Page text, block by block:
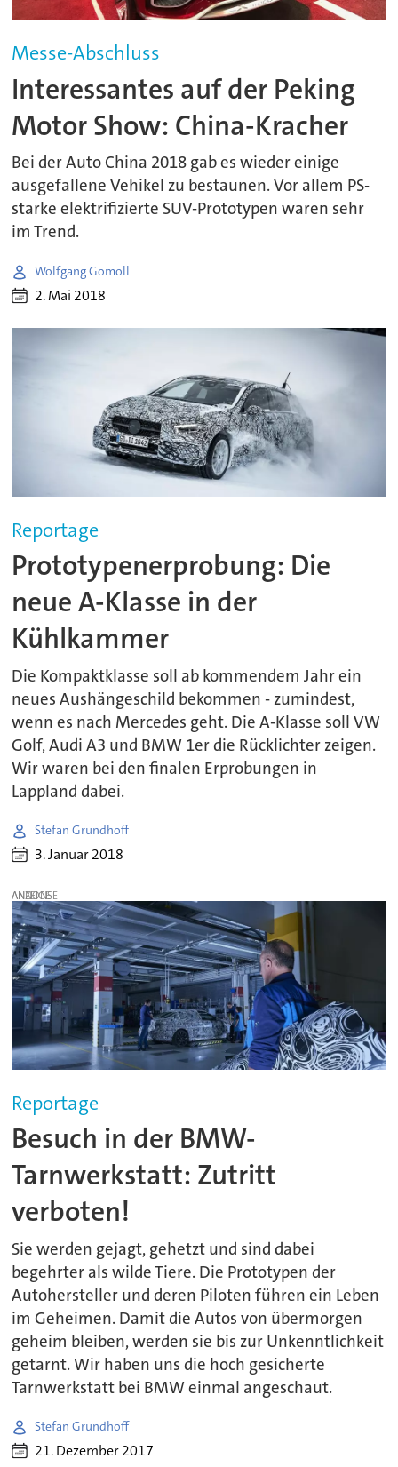
Messe-Abschluss
Interessantes auf der Peking
Motor Show: China-Kracher
Bei der Auto China 2018 gab es wieder einige
ausgefallene Vehikel zu bestaunen. Vor allem PS-
starke elektrifizierte SUV-Prototypen waren sehr
im Trend.
Wolfgang Gomoll
2. Mai 2018
Reportage
Prototypenerprobung: Die
neue A-Klasse in der
Kühlkammer
Die Kompaktklasse soll ab kommendem Jahr ein
neues Aushängeschild bekommen - zumindest,
wenn es nach Mercedes geht. Die A-Klasse soll VW
Golf, Audi A3 und BMW 1er die Rücklichter zeigen.
Wir waren bei den finalen Erprobungen in
Lappland dabei.
Stefan Grundhoff
3. Januar 2018
ANZEIGE
Reportage
Besuch in der BMW-
Tarnwerkstatt: Zutritt
verboten!
Sie werden gejagt, gehetzt und sind dabei
begehrter als wilde Tiere. Die Prototypen der
Autohersteller und deren Piloten führen ein Leben
im Geheimen. Damit die Autos von übermorgen
geheim bleiben, werden sie bis zur Unkenntlichkeit
getarnt. Wir haben uns die hoch gesicherte
Tarnwerkstatt bei BMW einmal angeschaut.
Stefan Grundhoff
21. Dezember 2017